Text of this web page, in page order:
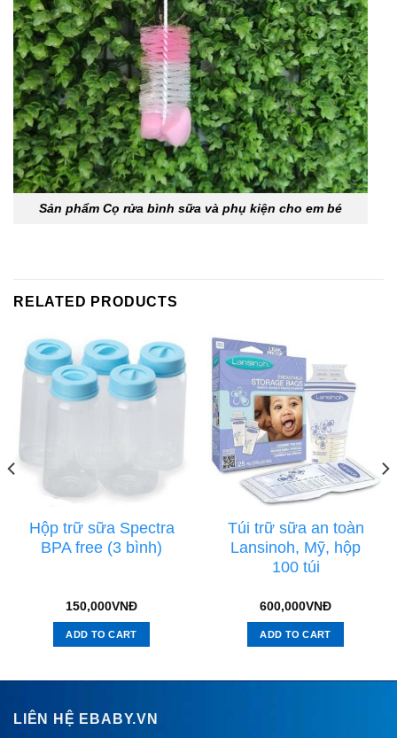
Sản phẩm Cọ rửa bình sữa và phụ kiện cho em bé
RELATED PRODUCTS
Hộp trữ sữa Spectra
BPA free (3 bình)
150,000VNĐ
ADD TO CART
Túi trữ sữa an toàn
Lansinoh, Mỹ, hộp
100 túi
600,000VNĐ
ADD TO CART
LIÊN HỆ EBABY.VN